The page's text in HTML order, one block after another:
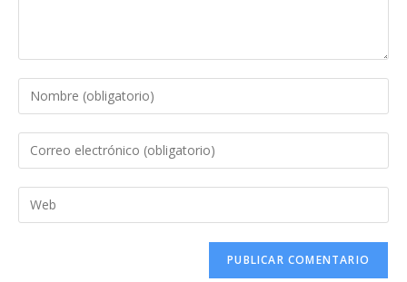
Introduce
tu
nombre
de
usuario
Introduce
tu
dirección
de
Introduce
la